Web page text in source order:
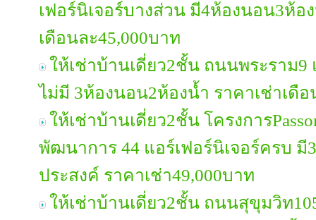
เฟอร์นิเจอร์บางส่วน มี4ห้องนอน3ห้อ
เดือนละ45,000บาท
ให้เช่าบ้านเดี่ยว2ชั้น ถนนพระราม9
ไม่มี 3ห้องนอน2ห้องน้ำ ราคาเช่าเดือ
ให้เช่าบ้านเดี่ยว2ชั้น โครงการ
พัฒนาการ 44 แอร์เฟอร์นิเจอร์ครบ มี
ประสงค์ ราคาเช่า49,000บาท
ให้เช่าบ้านเดี่ยว2ชั้น ถนนสุขุมวิท